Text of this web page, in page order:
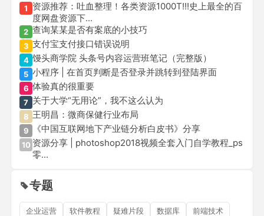
1
资源推荐：吐血整理！各类资源1000T!!!史上最全的百
度网盘资源下...
2 查询某某是否有案底的小技巧
3 支付宝支付接口错误说明
4 馒头商学院 头条号内容运营班笔记（完整版）
5 小程序 | 在首页判断是否登录并跳转到登陆界面
6 体验真的很重要
7 关于大学“无用论”，我不这么认为
8 王明昌：微商保健行业布局
9 《中国互联网地下产业链分析白皮书》分享
10 资源分享 | photoshop2018视频全套入门自学教程_ps
零...
专题
企业运营 软件教程 疑难片段 数据库
前端技术